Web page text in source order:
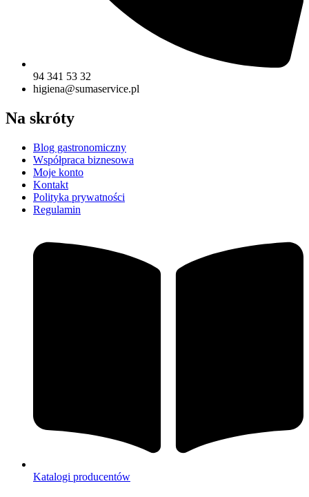
94 341 53 32
higiena@sumaservice.pl
Na skróty
Blog gastronomiczny
Współpraca biznesowa
Moje konto
Kontakt
Polityka prywatności
Regulamin
Katalogi producentów